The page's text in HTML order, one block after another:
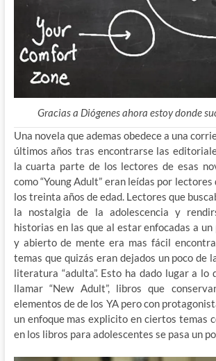
Gracias a Diógenes ahora estoy donde
Una novela que ademas obedece a una
últimos años tras encontrarse las
la cuarta parte de los lectores de esas
como “Young Adult” eran leídas por
los treinta años de edad. Lectores que
la nostalgia de la adolescencia y
historias en las que al estar enfocadas a
y abierto de mente era mas fácil
temas que quizás eran dejados un poco de
literatura “adulta”. Esto ha dado lugar a lo
llamar “New Adult”, libros que
elementos de de los YA pero con
un enfoque mas explicito en ciertos temas
en los libros para adolescentes se pasa un